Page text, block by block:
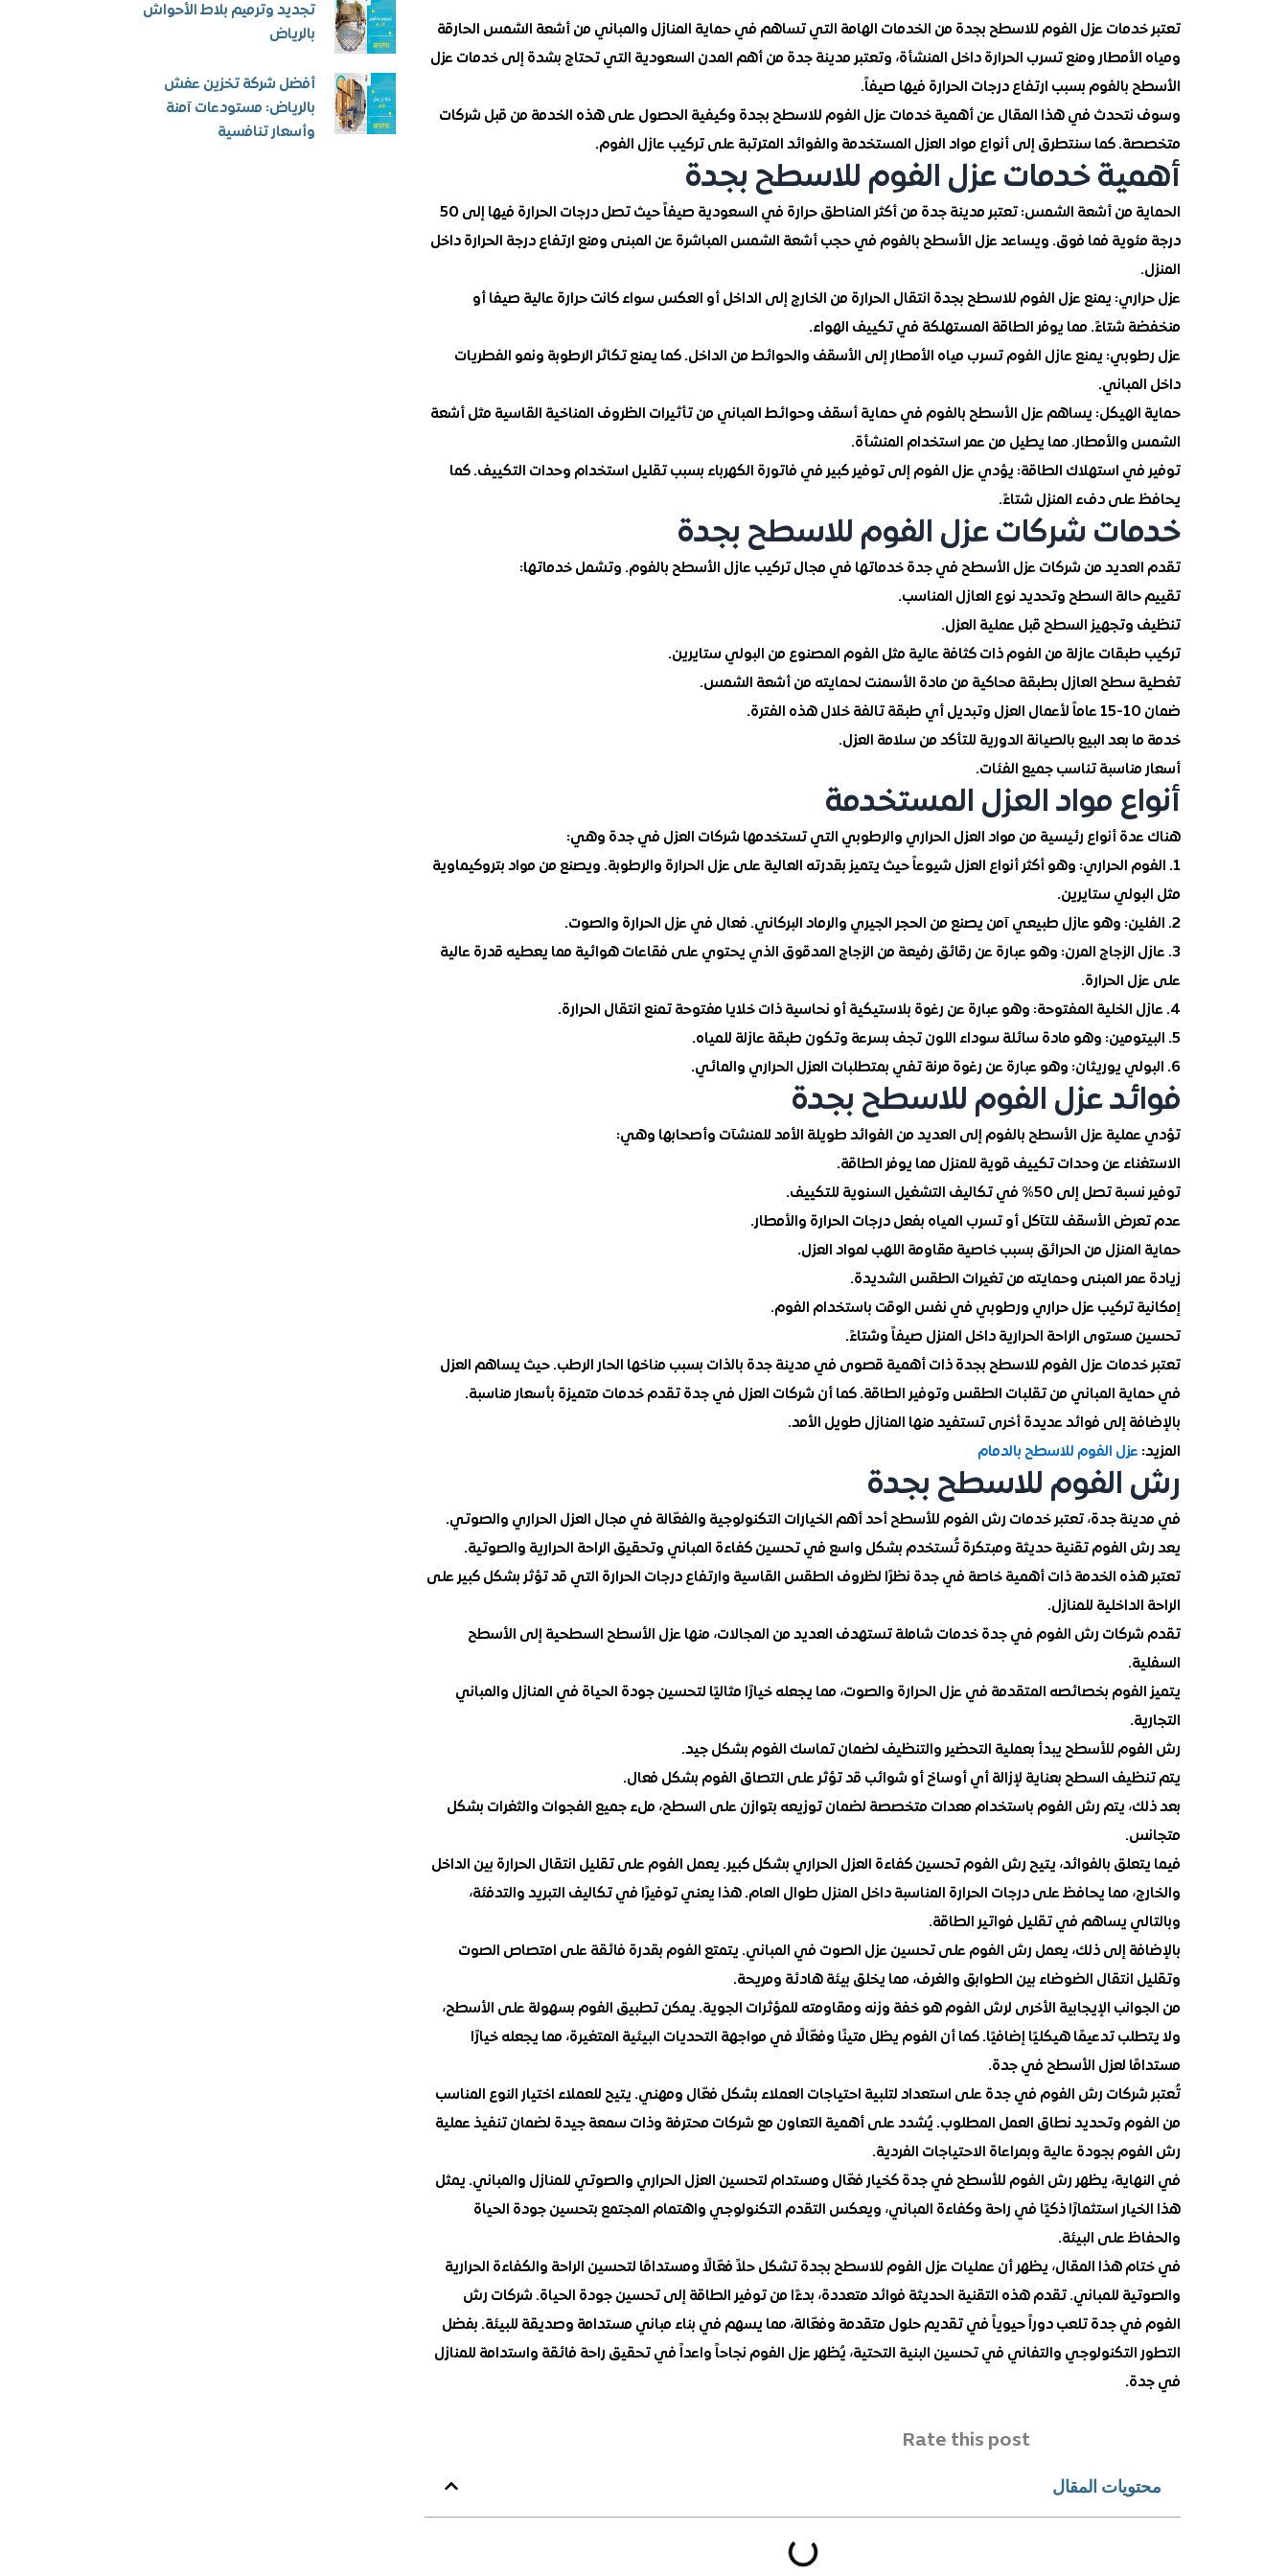
تعتبر خدمات عزل الفوم للاسطح بجدة من الخدمات الهامة التي تساهم في حماية المنازل والمباني من أشعة الشمس الحارقة
ومياه الأمطار ومنع تسرب الحرارة داخل المنشأة، وتعتبر مدينة جدة من أهم المدن السعودية التي تحتاج بشدة إلى خدمات عزل
الأسطح بالفوم بسبب ارتفاع درجات الحرارة فيها صيفاً.
وسوف نتحدث في هذا المقال عن أهمية خدمات عزل الفوم للاسطح بجدة وكيفية الحصول على هذه الخدمة من قبل شركات
متخصصة. كما سنتطرق إلى أنواع مواد العزل المستخدمة والفوائد المترتبة على تركيب عازل الفوم.
أهمية خدمات عزل الفوم للاسطح بجدة
الحماية من أشعة الشمس: تعتبر مدينة جدة من أكثر المناطق حرارة في السعودية صيفاً حيث تصل درجات الحرارة فيها إلى 50
درجة مئوية فما فوق. ويساعد عزل الأسطح بالفوم في حجب أشعة الشمس المباشرة عن المبنى ومنع ارتفاع درجة الحرارة داخل
المنزل.
عزل حراري: يمنع عزل الفوم للاسطح بجدة انتقال الحرارة من الخارج إلى الداخل أو العكس سواء كانت حرارة عالية صيفا أو
منخفضة شتاءً. مما يوفر الطاقة المستهلكة في تكييف الهواء.
عزل رطوبي: يمنع عازل الفوم تسرب مياه الأمطار إلى الأسقف والحوائط من الداخل. كما يمنع تكاثر الرطوبة ونمو الفطريات
داخل المباني.
حماية الهيكل: يساهم عزل الأسطح بالفوم في حماية أسقف وحوائط المباني من تأثيرات الظروف المناخية القاسية مثل أشعة
الشمس والأمطار. مما يطيل من عمر استخدام المنشأة.
توفير في استهلاك الطاقة: يؤدي عزل الفوم إلى توفير كبير في فاتورة الكهرباء بسبب تقليل استخدام وحدات التكييف. كما
يحافظ على دفء المنزل شتاءً.
خدمات شركات عزل الفوم للاسطح بجدة
تقدم العديد من شركات عزل الأسطح في جدة خدماتها في مجال تركيب عازل الأسطح بالفوم. وتشمل خدماتها:
تقييم حالة السطح وتحديد نوع العازل المناسب.
تنظيف وتجهيز السطح قبل عملية العزل.
تركيب طبقات عازلة من الفوم ذات كثافة عالية مثل الفوم المصنوع من البولي ستايرين.
تغطية سطح العازل بطبقة محاكية من مادة الأسمنت لحمايته من أشعة الشمس.
ضمان 10-15 عاماً لأعمال العزل وتبديل أي طبقة تالفة خلال هذه الفترة.
خدمة ما بعد البيع بالصيانة الدورية للتأكد من سلامة العزل.
أسعار مناسبة تناسب جميع الفئات.
أنواع مواد العزل المستخدمة
هناك عدة أنواع رئيسية من مواد العزل الحراري والرطوبي التي تستخدمها شركات العزل في جدة وهي:
1. الفوم الحراري: وهو أكثر أنواع العزل شيوعاً حيث يتميز بقدرته العالية على عزل الحرارة والرطوبة. ويصنع من مواد بتروكيماوية
مثل البولي ستايرين.
2. الفلين: وهو عازل طبيعي آمن يصنع من الحجر الجيري والرماد البركاني. فعال في عزل الحرارة والصوت.
3. عازل الزجاج المرن: وهو عبارة عن رقائق رفيعة من الزجاج المدقوق الذي يحتوي على فقاعات هوائية مما يعطيه قدرة عالية
على عزل الحرارة.
4. عازل الخلية المفتوحة: وهو عبارة عن رغوة بلاستيكية أو نحاسية ذات خلايا مفتوحة تمنع انتقال الحرارة.
5. البيتومين: وهو مادة سائلة سوداء اللون تجف بسرعة وتكون طبقة عازلة للمياه.
6. البولي يوريثان: وهو عبارة عن رغوة مرنة تفي بمتطلبات العزل الحراري والمائي.
فوائد عزل الفوم للاسطح بجدة
تؤدي عملية عزل الأسطح بالفوم إلى العديد من الفوائد طويلة الأمد للمنشآت وأصحابها وهي:
الاستغناء عن وحدات تكييف قوية للمنزل مما يوفر الطاقة.
توفير نسبة تصل إلى 50% في تكاليف التشغيل السنوية للتكييف.
عدم تعرض الأسقف للتآكل أو تسرب المياه بفعل درجات الحرارة والأمطار.
حماية المنزل من الحرائق بسبب خاصية مقاومة اللهب لمواد العزل.
زيادة عمر المبنى وحمايته من تغيرات الطقس الشديدة.
إمكانية تركيب عزل حراري ورطوبي في نفس الوقت باستخدام الفوم.
تحسين مستوى الراحة الحرارية داخل المنزل صيفاً وشتاءً.
تعتبر خدمات عزل الفوم للاسطح بجدة ذات أهمية قصوى في مدينة جدة بالذات بسبب مناخها الحار الرطب. حيث يساهم العزل
في حماية المباني من تقلبات الطقس وتوفير الطاقة. كما أن شركات العزل في جدة تقدم خدمات متميزة بأسعار مناسبة.
بالإضافة إلى فوائد عديدة أخرى تستفيد منها المنازل طويل الأمد.
المزيد: عزل الفوم للاسطح بالدمام
رش الفوم للاسطح بجدة
في مدينة جدة، تعتبر خدمات رش الفوم للأسطح أحد أهم الخيارات التكنولوجية والفعّالة في مجال العزل الحراري والصوتي.
يعد رش الفوم تقنية حديثة ومبتكرة تُستخدم بشكل واسع في تحسين كفاءة المباني وتحقيق الراحة الحرارية والصوتية.
تعتبر هذه الخدمة ذات أهمية خاصة في جدة نظرًا لظروف الطقس القاسية وارتفاع درجات الحرارة التي قد تؤثر بشكل كبير على
الراحة الداخلية للمنازل.
تقدم شركات رش الفوم في جدة خدمات شاملة تستهدف العديد من المجالات، منها عزل الأسطح السطحية إلى الأسطح
السفلية.
يتميز الفوم بخصائصه المتقدمة في عزل الحرارة والصوت، مما يجعله خيارًا مثاليًا لتحسين جودة الحياة في المنازل والمباني
التجارية.
رش الفوم للأسطح يبدأ بعملية التحضير والتنظيف لضمان تماسك الفوم بشكل جيد.
يتم تنظيف السطح بعناية لإزالة أي أوساخ أو شوائب قد تؤثر على التصاق الفوم بشكل فعال.
بعد ذلك، يتم رش الفوم باستخدام معدات متخصصة لضمان توزيعه بتوازن على السطح، ملء جميع الفجوات والثغرات بشكل
متجانس.
فيما يتعلق بالفوائد، يتيح رش الفوم تحسين كفاءة العزل الحراري بشكل كبير. يعمل الفوم على تقليل انتقال الحرارة بين الداخل
والخارج، مما يحافظ على درجات الحرارة المناسبة داخل المنزل طوال العام. هذا يعني توفيرًا في تكاليف التبريد والتدفئة،
وبالتالي يساهم في تقليل فواتير الطاقة.
بالإضافة إلى ذلك، يعمل رش الفوم على تحسين عزل الصوت في المباني. يتمتع الفوم بقدرة فائقة على امتصاص الصوت
وتقليل انتقال الضوضاء بين الطوابق والغرف، مما يخلق بيئة هادئة ومريحة.
من الجوانب الإيجابية الأخرى لرش الفوم هو خفة وزنه ومقاومته للمؤثرات الجوية. يمكن تطبيق الفوم بسهولة على الأسطح،
ولا يتطلب تدعيمًا هيكليًا إضافيًا. كما أن الفوم يظل متينًا وفعّالًا في مواجهة التحديات البيئية المتغيرة، مما يجعله خيارًا
مستدامًا لعزل الأسطح في جدة.
تُعتبر شركات رش الفوم في جدة على استعداد لتلبية احتياجات العملاء بشكل فعّال ومهني. يتيح للعملاء اختيار النوع المناسب
من الفوم وتحديد نطاق العمل المطلوب. يُشدد على أهمية التعاون مع شركات محترفة وذات سمعة جيدة لضمان تنفيذ عملية
رش الفوم بجودة عالية وبمراعاة الاحتياجات الفردية.
في النهاية، يظهر رش الفوم للأسطح في جدة كخيار فعّال ومستدام لتحسين العزل الحراري والصوتي للمنازل والمباني. يمثل
هذا الخيار استثمارًا ذكيًا في راحة وكفاءة المباني، ويعكس التقدم التكنولوجي واهتمام المجتمع بتحسين جودة الحياة
والحفاظ على البيئة.
في ختام هذا المقال، يظهر أن عمليات عزل الفوم للاسطح بجدة تشكل حلاً فعّالًا ومستدامًا لتحسين الراحة والكفاءة الحرارية
والصوتية للمباني. تقدم هذه التقنية الحديثة فوائد متعددة، بدءًا من توفير الطاقة إلى تحسين جودة الحياة. شركات رش
الفوم في جدة تلعب دوراً حيوياً في تقديم حلول متقدمة وفعّالة، مما يسهم في بناء مباني مستدامة وصديقة للبيئة. بفضل
التطور التكنولوجي والتفاني في تحسين البنية التحتية، يُظهر عزل الفوم نجاحاً واعداً في تحقيق راحة فائقة واستدامة للمنازل
في جدة.
Rate this post
محتويات المقال
تجديد وترميم بلاط الأحواش
بالرياض
أفضل شركة تخزين عفش
بالرياض: مستودعات آمنة
وأسعار تنافسية